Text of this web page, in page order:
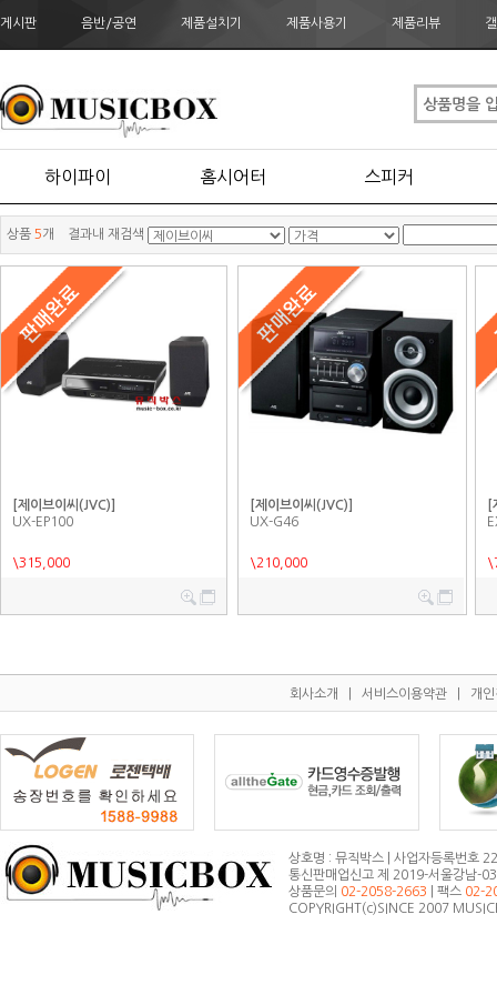
게시판 음반/공연 제품설치기 제품사용기 제품리뷰
하이파이 홈시어터 스피커
상품 5개 결과내 재검색
[제이브이씨(JVC)]
UX-EP100
\315,000
[제이브이씨(JVC)]
UX-G46
\210,000
[
회사소개 서비스이용약관| 개
상호명 : 뮤직박스 | 사업자등록번호
통신판매업신고 제 2019-서울강남-
상품문의 02-2058-2663 | 팩스 02-
COPYRIGHT(c)SINCE 2007